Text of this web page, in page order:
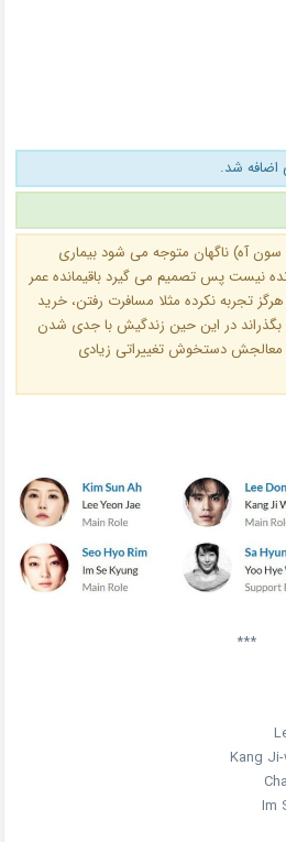
اضافه شد.
آه) ناگهان متوجه می شود بیماری
نیست پس تصمیم می گیرد باقیمانده عمر
تجربه نکرده مثلا مسافرت رفتن، خرید
در این حین زندگیش با جدی شدن
دستخوش تغییراتی زیادی
***